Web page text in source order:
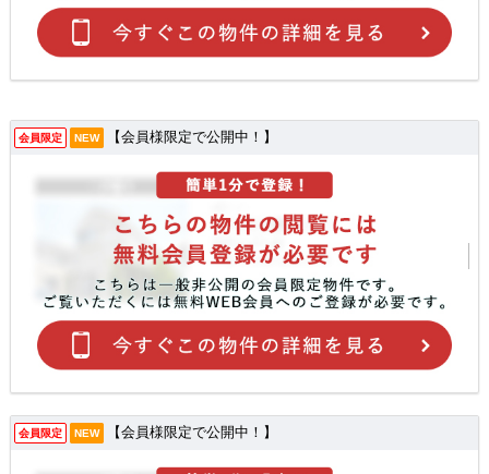
会員限定 NEW 【会員様限定で公開中！】
会員限定 NEW 【会員様限定で公開中！】